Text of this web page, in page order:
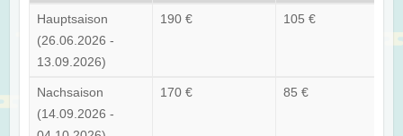
Hauptsaison
(26.06.2026 -
13.09.2026)
190 € 105 €
Nachsaison
(14.09.2026 -
170 € 85 €